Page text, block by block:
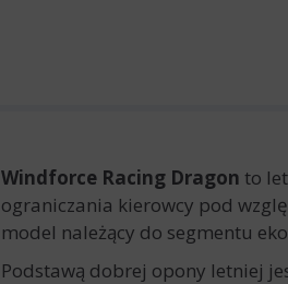
Windforce Racing Dragon to
ograniczania kierowcy pod
model należący do segmentu
Podstawą dobrej opony letniej